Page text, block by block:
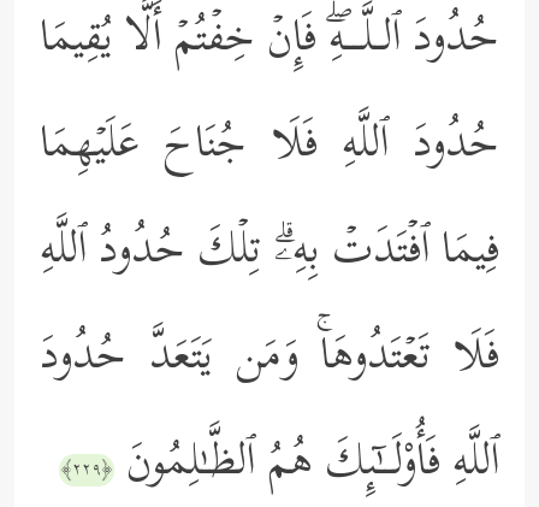
حُدُودَ ٱلـلَّــهِۖ فَإِنۡ خِفۡتُمۡ أَلَّا یُقِیمَا
حُدُودَ ٱللَّهِ فَلَا جُنَاحَ عَلَیۡهِمَا
فِیمَا ٱفۡتَدَتۡ بِهِۦۗ تِلۡكَ حُدُودُ ٱللَّهِ
فَلَا تَعۡتَدُوهَاۚ وَمَن یَتَعَدَّ حُدُودَ
ٱللَّهِ فَأُوْلَــٰۤىِٕكَ هُمُ ٱلظَّـٰلِمُونَ ﴿٢٢٩﴾